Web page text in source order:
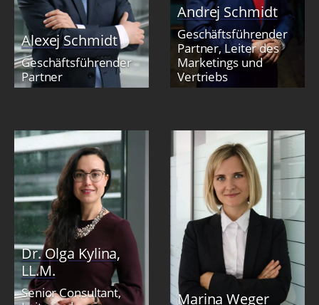
Alexej Schmidt
Geschäftsführender
Partner
Andrej Schmidt
Geschäftsführender
Partner, Leiter des
Marketings und
Vertriebs
Dr. Olga Kylina,
LL.M.
Senior Consultant,
Marina Weger